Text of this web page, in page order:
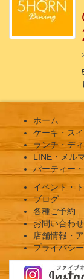
ホーム
ケーキ・ス
ランチ・デ
LINE・メル
パーティー
イベント・
ブログ
各種ご予約
お問い合わせ
店舗情報・
プライバシ